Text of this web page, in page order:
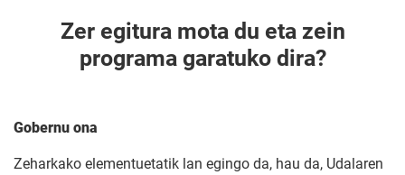
Zer egitura mota du eta zein
programa garatuko dira?
Gobernu ona
Zeharkako elementuetatik lan egingo da, hau da, Udalaren